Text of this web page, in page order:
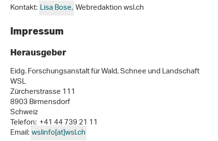
Kontakt:Lisa Bose,Webredaktion wsl.ch
Impressum
Herausgeber
Eidg. Forschungsanstalt für Wald, Schnee und Landschaft
WSL
Zürcherstrasse 111
8903 Birmensdorf
Schweiz
Telefon: +41 44 739 21 11
Email:wslinfo[at]wsl.ch